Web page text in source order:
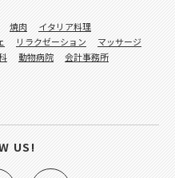
焼肉
イタリア料理
リラクゼーション
マッサージ
動物病院
会計事務所
US!